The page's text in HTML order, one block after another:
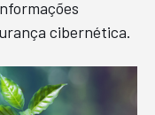
cibernética.